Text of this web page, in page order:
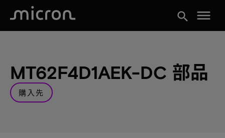
search menu
MT62F4D1AEK-DC 部品
購入先